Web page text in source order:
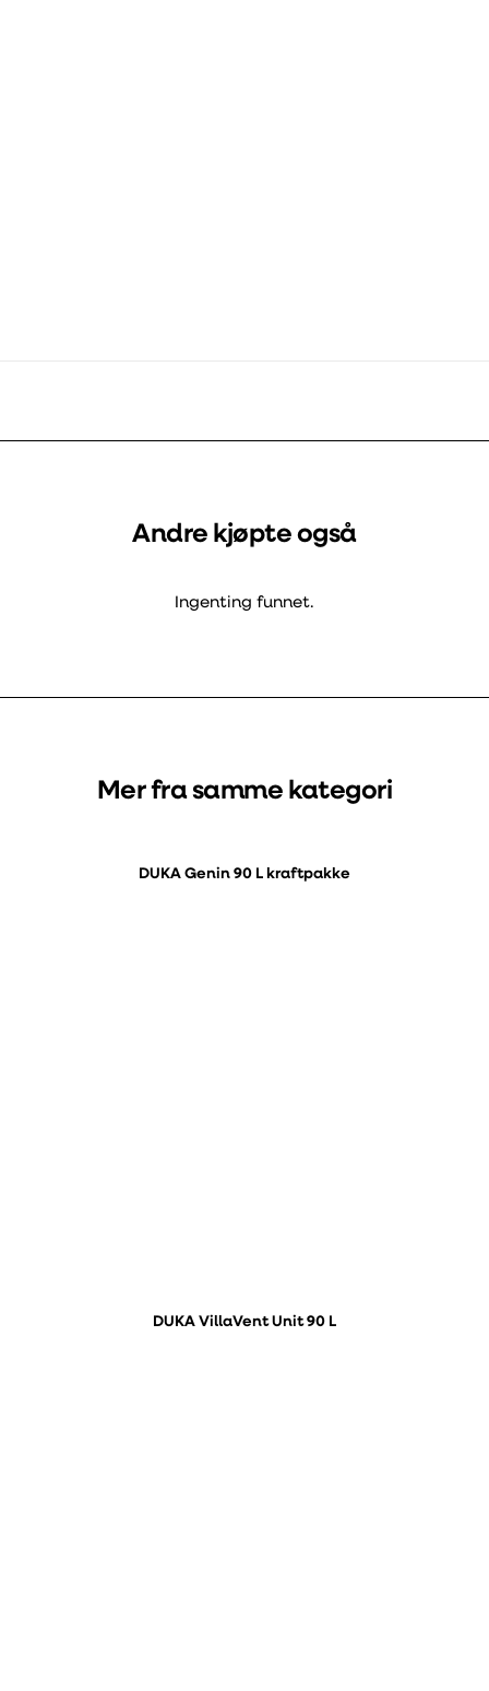
Andre kjøpte også
Ingenting funnet.
Mer fra samme kategori
DUKA Genin 90 L kraftpakke
DUKA VillaVent Unit 90 L